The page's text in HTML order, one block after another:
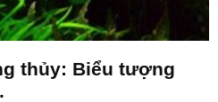
thủy: Biểu tượng